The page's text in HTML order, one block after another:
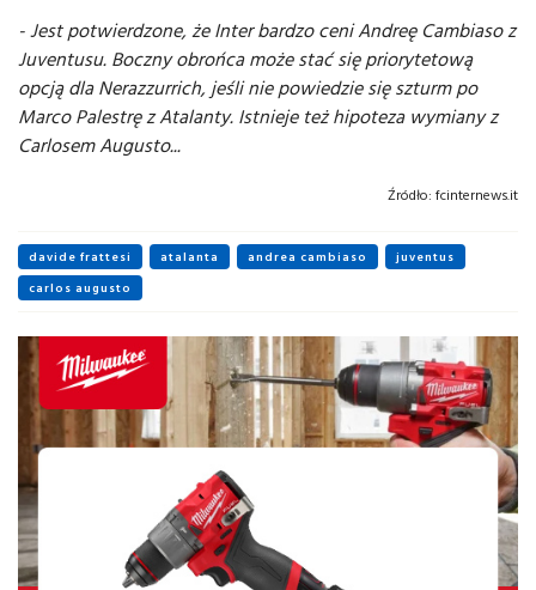
- Jest potwierdzone, że Inter bardzo ceni Andreę Cambiaso z
Juventusu. Boczny obrońca może stać się priorytetową
opcją dla Nerazzurrich, jeśli nie powiedzie się szturm po
Marco Palestrę z Atalanty. Istnieje też hipoteza wymiany z
Carlosem Augusto...
Źródło: fcinternews.it
davide frattesi atalanta andrea cambiaso
juventus
carlos augusto